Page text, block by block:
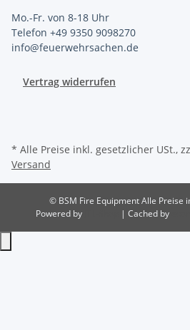
Mo.-Fr. von 8-18 Uhr
Telefon +49 9350 9098270
info@feuerwehrsachen.de
Vertrag widerrufen
* Alle Preise inkl. gesetzlicher USt.,
Versand
© BSM Fire EquipmentAlle Preise
Powered by
| Cached by